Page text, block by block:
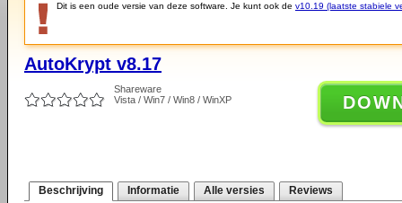
Dit is een oude versie van deze software. Je kunt ook de v10.19 (laatste stabiele
AutoKrypt v8.17
Shareware
Vista / Win7 / Win8 / WinXP
Beschrijving Informatie Alle versies Reviews